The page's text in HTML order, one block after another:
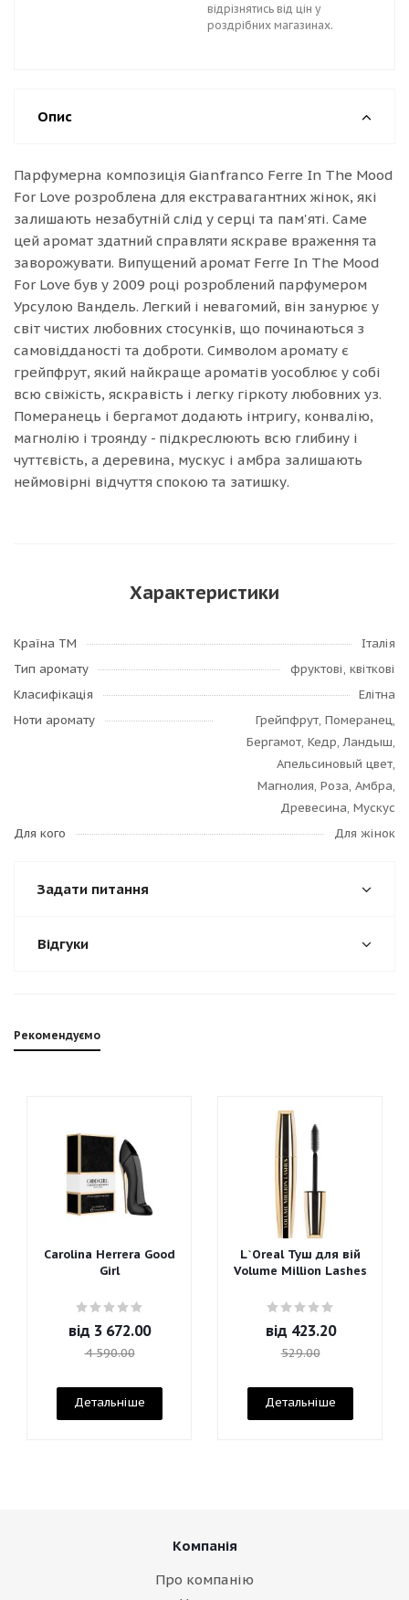
відрізнятись від цін у
роздрібних магазинах.
Опис
Парфумерна композиція Gianfranco Ferre In The Mood
For Love розроблена для екстравагантних жінок, які
залишають незабутній слід у серці та пам'яті. Саме
цей аромат здатний справляти яскраве враження та
заворожувати. Випущений аромат Ferre In The Mood
For Love був у 2009 році розроблений парфумером
Урсулою Вандель. Легкий і невагомий, він занурює у
світ чистих любовних стосунків, що починаються з
самовідданості та доброти. Символом аромату є
грейпфрут, який найкраще ароматів уособлює у собі
всю свіжість, яскравість і легку гіркоту любовних уз.
Померанець і бергамот додають інтригу, конвалію,
магнолію і троянду - підкреслюють всю глибину і
чуттєвість, а деревина, мускус і амбра залишають
неймовірні відчуття спокою та затишку.
Характеристики
Країна ТМ
Італія
Тип аромату
фруктові, квіткові
Класифікація
Елітна
Ноти аромату
Грейпфрут, Померанец,
Бергамот, Кедр, Ландыш,
Апельсиновый цвет,
Магнолия, Роза, Амбра,
Древесина, Мускус
Для кого
Для жінок
Задати питання
Відгуки
Рекомендуємо
Carolina Herrera Good
Girl
від 3 672.00
4 590.00
Детальніше
L`Oreal Туш для вій
Volume Million Lashes
від 423.20
529.00
Детальніше
Компанія
Про компанію